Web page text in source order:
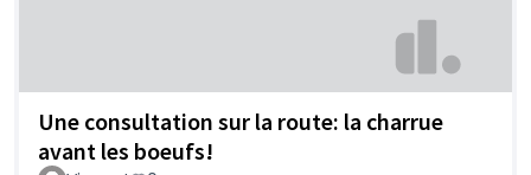
Une consultation sur la route: la charrue
avant les boeufs!